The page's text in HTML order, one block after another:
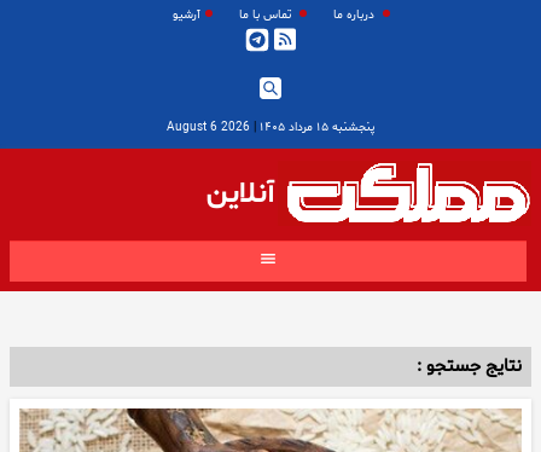
درباره ما تماس با ما آرشیو
پنجشنبه ۱۵ مرداد ۱۴۰۵ |
2026 August 6
آنلاین
نتایج جستجو :